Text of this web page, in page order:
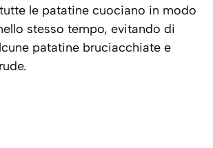
le patatine cuociano in modo
stesso tempo, evitando di
patatine bruciacchiate e